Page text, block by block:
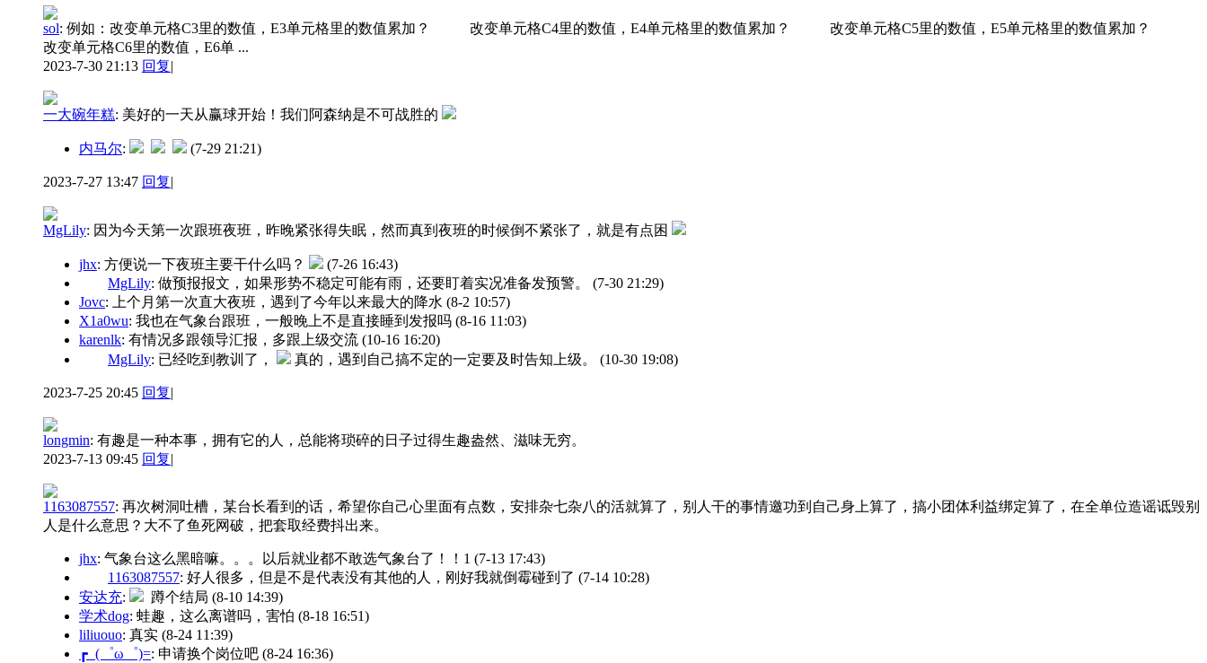
sol: 例如：改变单元格C3里的数值，E3单元格里的数值累加？ 改变单元格C4里的数值，E4单元格里的数值累加？ 改变单元格C5里的数值，E5单元格里的数值累加？
改变单元格C6里的数值，E6单 ...
2023-7-30 21:13 回复|
一大碗年糕: 美好的一天从赢球开始！我们阿森纳是不可战胜的
内马尔: (7-29 21:21)
2023-7-27 13:47 回复|
MgLily: 因为今天第一次跟班夜班，昨晚紧张得失眠，然而真到夜班的时候倒不紧张了，就是有点困
jhx: 方便说一下夜班主要干什么吗？
(7-26 16:43)
MgLily: 做预报报文，如果形势不稳定可能有雨，还要盯着实况准备发预警。 (7-30 21:29)
Jovc: 上个月第一次直大夜班，遇到了今年以来最大的降水 (8-2 10:57)
X1a0wu: 我也在气象台跟班，一般晚上不是直接睡到发报吗 (8-16 11:03)
karenlk: 有情况多跟领导汇报，多跟上级交流 (10-16 16:20)
MgLily: 已经吃到教训了， 真的，遇到自己搞不定的一定要及时告知上级。 (10-30 19:08)
2023-7-25 20:45 回复|
longmin: 有趣是一种本事，拥有它的人，总能将琐碎的日子过得生趣盎然、滋味无穷。
2023-7-13 09:45 回复|
1163087557: 再次树洞吐槽，某台长看到的话，希望你自己心里面有点数，安排杂七杂八的活就算了，别人干的事情邀功到自己身上算了，搞小团体利益绑定算了，在全单位造谣诋毁别
人是什么意思？大不了鱼死网破，把套取经费抖出来。
jhx: 气象台这么黑暗嘛。。。以后就业都不敢选气象台了！！1 (7-13 17:43)
1163087557: 好人很多，但是不是代表没有其他的人，刚好我就倒霉碰到了 (7-14 10:28)
安达充: 蹲个结局 (8-10 14:39)
学术dog: 蛙趣，这么离谱吗，害怕 (8-18 16:51)
liliuouo: 真实 (8-24 11:39)
┏_(゜ω゜)=: 申请换个岗位吧 (8-24 16:36)